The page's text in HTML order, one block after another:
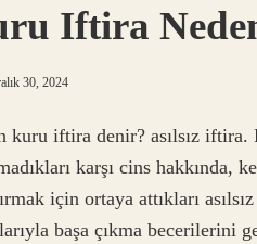
Iftira
30, 2024
kuru iftira denir? asılsız iftira.
karşı cins
için ortaya attıkları
başa çıkma becerilerini